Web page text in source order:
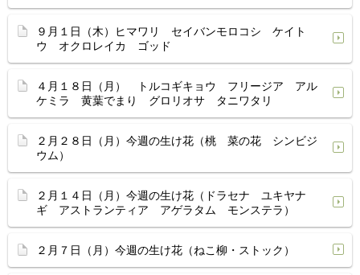
９月１日（木）ヒマワリ セイバンモロコシ ケイト
ウ オクロレイカ ゴッド
４月１８日（月） トルコギキョウ フリージア アル
ケミラ 黄葉でまり グロリオサ タニワタリ
２月２８日（月）今週の生け花（桃 菜の花 シンビジ
ウム）
２月１４日（月）今週の生け花（ドラセナ ユキヤナ
ギ アストランティア アゲラタム モンステラ）
２月７日（月）今週の生け花（ねこ柳・ストック）